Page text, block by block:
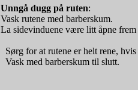
Unngå dugg på ruten:
Vask rutene med barberskum.
La sidevinduene være litt åpne
Sørg for at rutene er helt rene,
Vask med barberskum til slutt.